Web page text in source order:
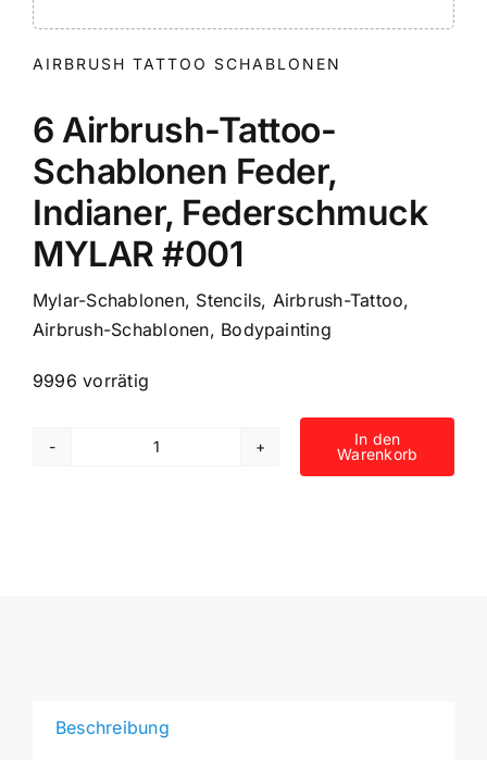
AIRBRUSH TATTOO SCHABLONEN
6 Airbrush-Tattoo-
Schablonen Feder,
Indianer, Federschmuck
MYLAR #001
Mylar-Schablonen, Stencils, Airbrush-Tattoo,
Airbrush-Schablonen, Bodypainting
9996 vorrätig
6
Menge
In den
Warenkorb
Beschreibung